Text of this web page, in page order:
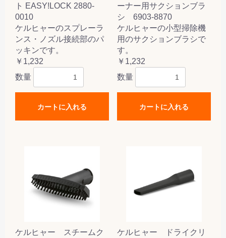
ト EASY!LOCK 2880-
0010
ケルヒャーのスプレーラ
ンス・ノズル接続部のパ
ッキンです。
￥1,232
数量
カートに入れる
ーナー用サクションブラ
シ 6903-8870
ケルヒャーの小型掃除機
用のサクションブラシで
す。
￥1,232
数量
カートに入れる
ケルヒャー スチームク
ケルヒャー ドライクリ